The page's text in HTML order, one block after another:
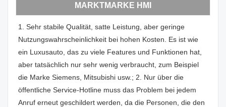
MARKTMARKE HMI
1. Sehr stabile Qualität, satte Leistung, aber geringe
Nutzungswahrscheinlichkeit bei hohen Kosten. Es ist wie
ein Luxusauto, das zu viele Features und Funktionen hat,
aber tatsächlich nur sehr wenig verbraucht, zum Beispiel
die Marke Siemens, Mitsubishi usw.; 2. Nur über die
öffentliche Service-Hotline muss das Problem bei jedem
Anruf erneut geschildert werden, da die Personen, die den